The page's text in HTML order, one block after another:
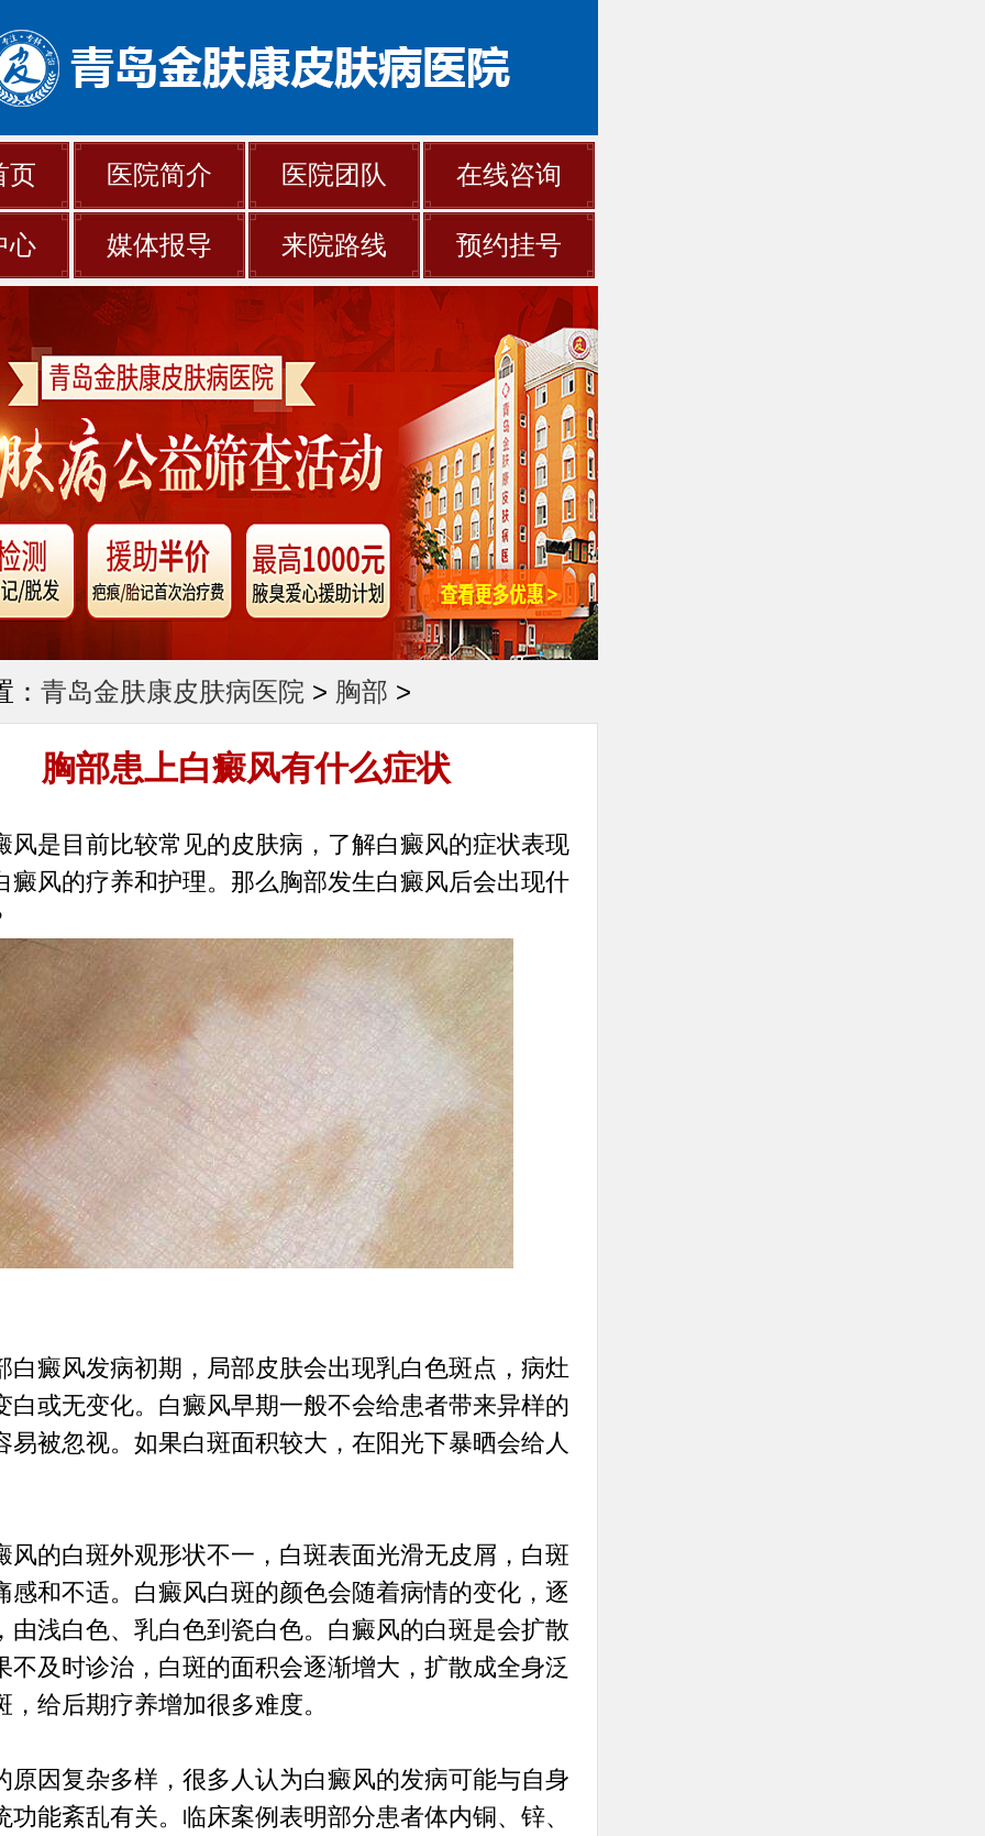
页 医院简介 医院团队 在线咨询
心 媒体报导 来院路线 预约挂号
： 青岛金肤康皮肤病医院> 胸部 >
胸部患上白癜风有什么症状
目前比较常见的皮肤病，了解白癜风的症状表现
癜风的疗养和护理。那么胸部发生白癜风后会出现什
白癜风发病初期，局部皮肤会出现乳白色斑点，病灶
白或无变化。白癜风早期一般不会给患者带来异样的
易被忽视。如果白斑面积较大，在阳光下暴晒会给人
风的白斑外观形状不一，白斑表面光滑无皮屑，白斑
感和不适。白癜风白斑的颜色会随着病情的变化，逐
由浅白色、乳白色到瓷白色。白癜风的白斑是会扩散
不及时诊治，白斑的面积会逐渐增大，扩散成全身泛
，给后期疗养增加很多难度。
原因复杂多样，很多人认为白癜风的发病可能与自身
功能紊乱有关。临床案例表明部分患者体内铜、锌、